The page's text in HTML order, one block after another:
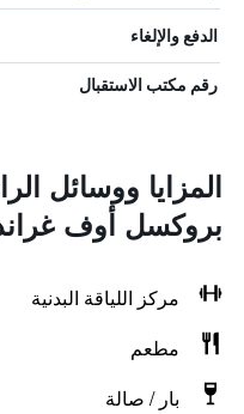
الدفع والإلغاء
رقم مكتب الاستقبال
المزايا ووسائل
بروكسل أوف
مركز اللياقة البدنية
مطعم
بار / صالة